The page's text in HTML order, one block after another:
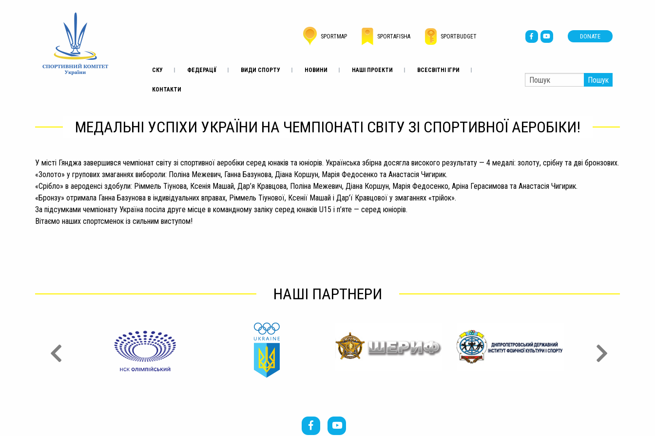
SPORTMAP SPORTAFISHA SPORTBUDGET DONATE
СКУ ФЕДЕРАЦІЇ ВИДИ СПОРТУ НОВИНИ НАШІ ПРОЕКТИ ВСЕСВІТНІ ІГРИ
КОНТАКТИ
Пошук
МЕДАЛЬНІ УСПІХИ УКРАЇНИ НА ЧЕМПІОНАТІ СВІТУ ЗІ СПОРТИВНОЇ АЕРОБІКИ!
У місті Гянджа завершився чемпіонат світу зі спортивної аеробіки серед юнаків та юніорів. Українська збірна досягла високого результату — 4 медалі: золоту, срібну та дві бронзових.
«Золото» у групових змаганнях вибороли: Поліна Межевич, Ганна Базунова, Діана Коршун, Марія Федосенко та Анастасія Чигирик.
«Срібло» в аероденсі здобули: Ріммель Тіунова, Ксенія Машай, Дар’я Кравцова, Поліна Межевич, Діана Коршун, Марія Федосенко, Аріна Герасимова та Анастасія Чигирик.
«Бронзу» отримала Ганна Базунова в індивідуальних вправах, Ріммель Тіунової, Ксенії Машай і Дар’ї Кравцової у змаганнях «трійок».
За підсумками чемпіонату Україна посіла друге місце в командному заліку серед юнаків U15 і п’яте — серед юніорів.
Вітаємо наших спортсменок із сильним виступом!
НАШІ ПАРТНЕРИ